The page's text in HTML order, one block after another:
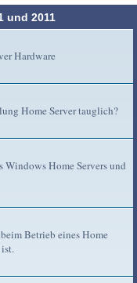
und 2011
Hardware
Home Server tauglich?
Windows Home Servers und
Betrieb eines Home